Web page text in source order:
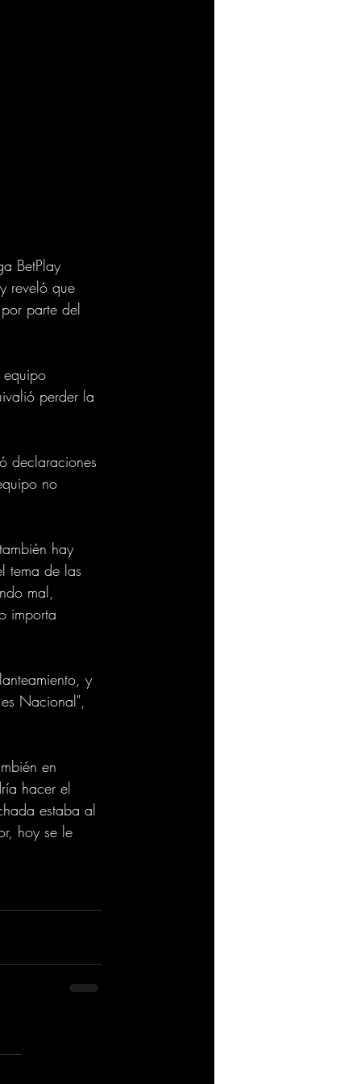
BetPlay
reveló que
parte del
equipo
perder la
declaraciones
no
hay
tema de las
mal,
importa
y
Nacional",
en
hacer el
estaba al
hoy se le